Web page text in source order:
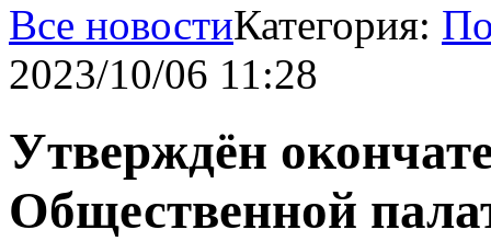
Все новостиКатегория:
2023/10/06 11:28
Утверждён
Общественной